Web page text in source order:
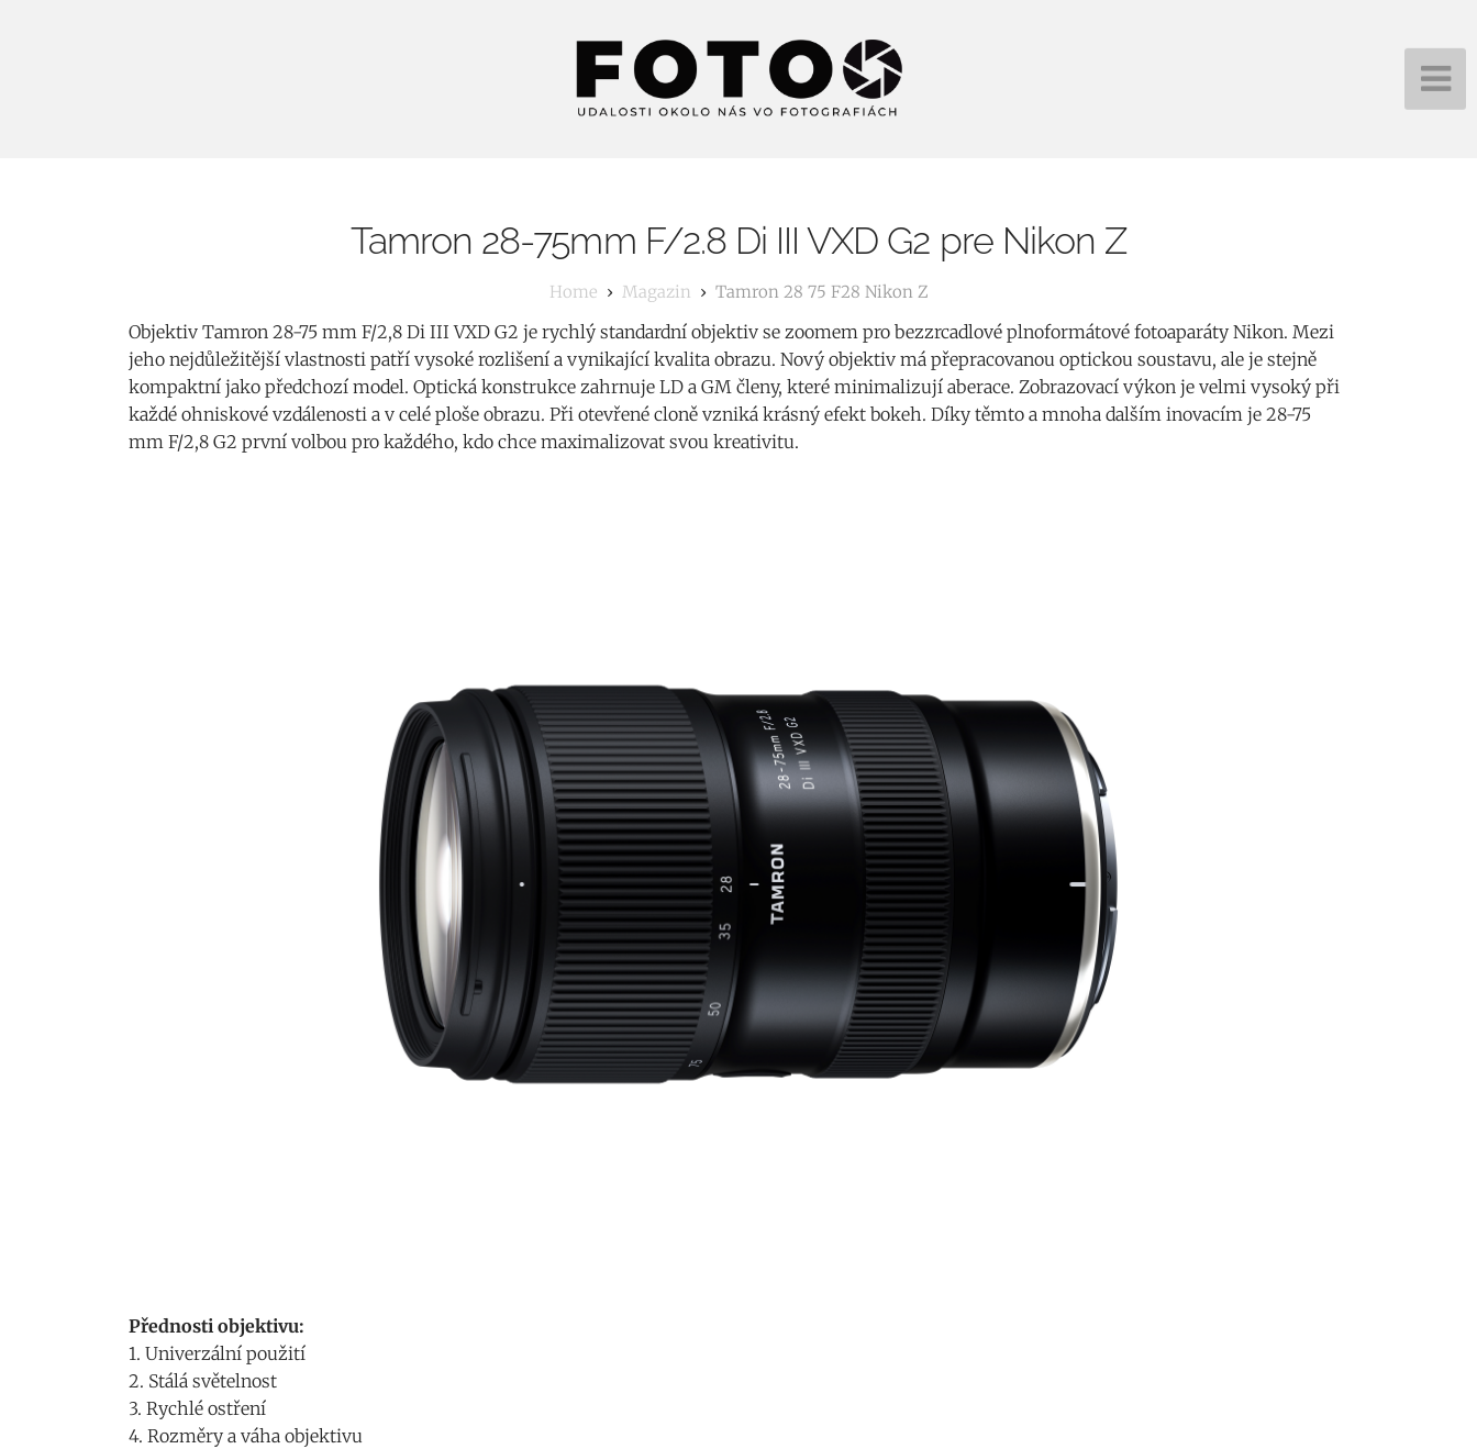
Tamron 28-75mm F/2.8 Di III VXD G2 pre Nikon Z
Magazin Tamron 28 75 F28 Nikon Z
Objektiv Tamron 28-75 mm F/2,8 Di III VXD G2 je rychlý standardní objektiv se zoomem pro bezzrcadlové plnoformátové fotoaparáty Nikon. Mezi
jeho nejdůležitější vlastnosti patří vysoké rozlišení a vynikající kvalita obrazu. Nový objektiv má přepracovanou optickou soustavu, ale je stejně
kompaktní jako předchozí model. Optická konstrukce zahrnuje LD a GM členy, které minimalizují aberace. Zobrazovací výkon je velmi vysoký při
každé ohniskové vzdálenosti a v celé ploše obrazu. Při otevřené cloně vzniká krásný efekt bokeh. Díky těmto a mnoha dalším inovacím je 28-75
mm F/2,8 G2 první volbou pro každého, kdo chce maximalizovat svou kreativitu.
Přednosti objektivu:
1. Univerzální použití
2. Stálá světelnost
3. Rychlé ostření
4. Rozměry a váha objektivu